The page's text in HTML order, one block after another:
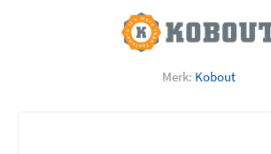
Merk: Kobout